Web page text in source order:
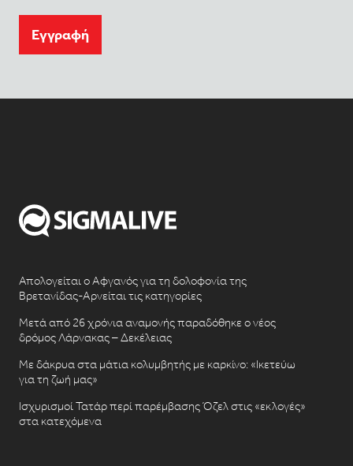
Eγγραφή
Απολογείται ο Αφγανός για τη δολοφονία της
Βρετανίδας-Αρνείται τις κατηγορίες
Μετά από 26 χρόνια αναμονής παραδόθηκε ο νέος
δρόμος Λάρνακας – Δεκέλειας
Με δάκρυα στα μάτια κολυμβητής με καρκίνο: «Ικετεύω
για τη ζωή μας»
Ισχυρισμοί Τατάρ περί παρέμβασης Όζελ στις «εκλογές»
στα κατεχόμενα